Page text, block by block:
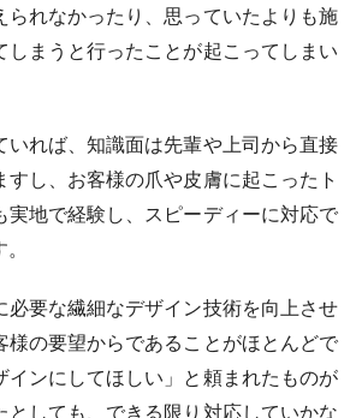
られなかったり、思っていたよりも施
しまうと行ったことが起こってしまい
いれば、知識面は先輩や上司から直接
すし、お客様の爪や皮膚に起こったト
実地で経験し、スピーディーに対応で
必要な繊細なデザイン技術を向上させ
様の要望からであることがほとんどで
インにしてほしい」と頼まれたものが
としても、できる限り対応していかな